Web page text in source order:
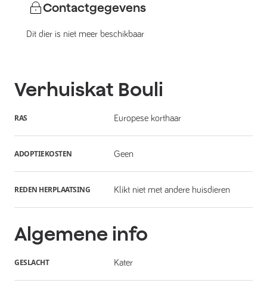
Contactgegevens
Dit dier is niet meer beschikbaar
Verhuiskat Bouli
RAS Europese korthaar
ADOPTIEKOSTEN Geen
REDEN HERPLAATSING Klikt niet met andere huisdieren
Algemene info
GESLACHT Kater